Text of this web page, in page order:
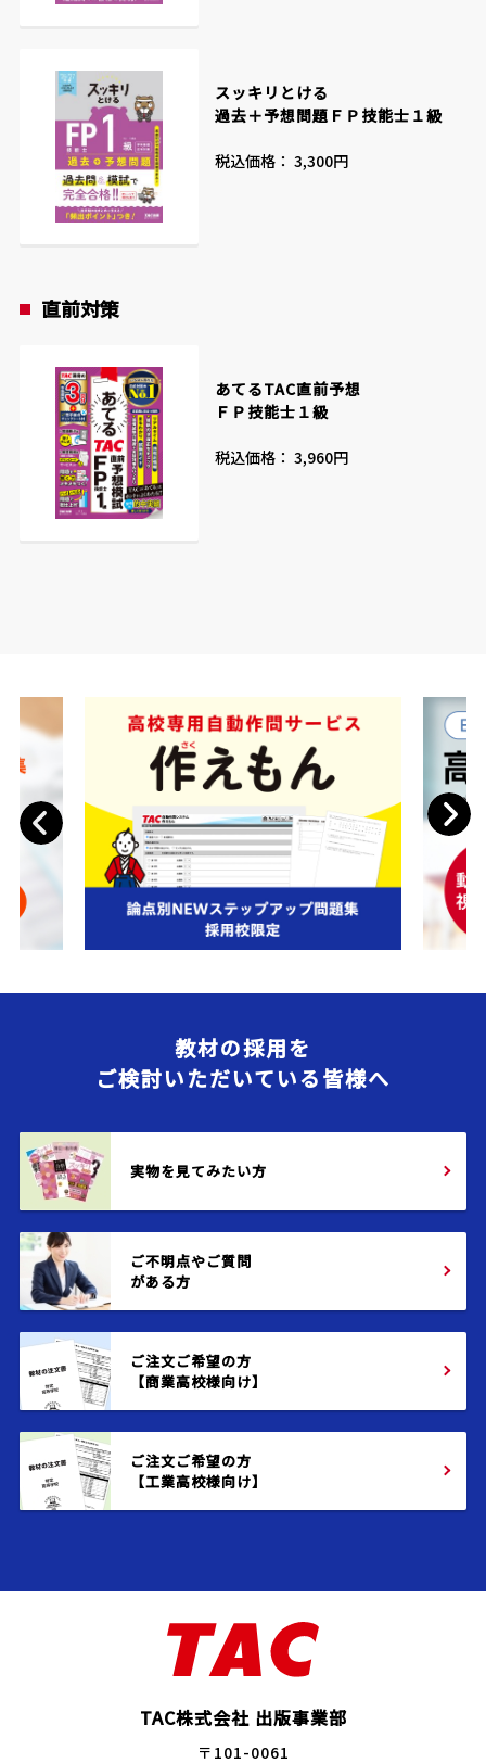
スッキリとける
過去＋予想問題ＦＰ技能士１級
税込価格： 3,300円
直前対策
あてるTAC直前予想
ＦＰ技能士１級
税込価格： 3,960円
Previous
Next
教材の採用を
ご検討いただいている皆様へ
実物を見てみたい方
ご不明点やご質問
がある方
ご注文ご希望の方
【商業高校様向け】
ご注文ご希望の方
【工業高校様向け】
TAC株式会社 出版事業部
〒101-0061